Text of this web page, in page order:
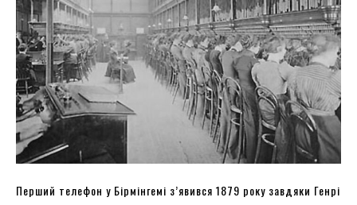
Перший телефон у Бірмінгемі з’явився 1879 року завдяки Генрі